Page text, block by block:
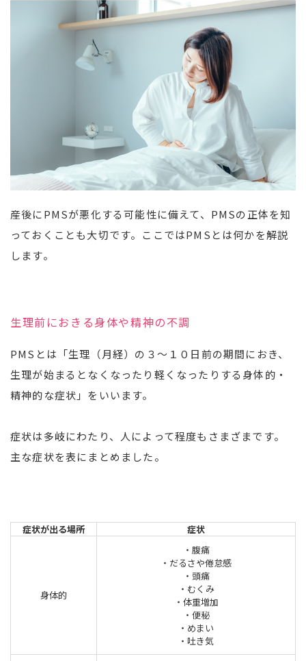
産後にPMSが悪化する可能性に備えて、PMSの正体を知
っておくことも大切です。ここではPMSとは何かを解説
します。
生理前におきる身体や精神の不調
PMSとは「生理（月経）の３～１０日前の期間におき、
生理が始まるとなくなったり軽くなったりする身体的・
精神的な症状」をいいます。
症状は多岐にわたり、人によって程度もさまざまです。
主な症状を表にまとめました。
症状が出る場所 症状
身体的
・腹痛
・だるさや倦怠感
・頭痛
・むくみ
・体重増加
・便秘
・めまい
・吐き気